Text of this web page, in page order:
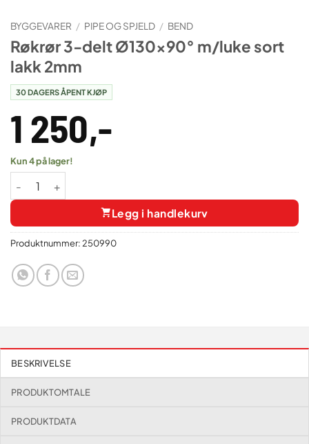
BYGGEVARER / PIPE OG SPJELD / BEND
Røkrør 3-delt Ø130×90° m/luke sort
lakk 2mm
30 DAGERS ÅPENT KJØP
1 250,-
Kun 4 på lager!
Legg i handlekurv
Produktnummer:250990
BESKRIVELSE
PRODUKTOMTALE
PRODUKTDATA